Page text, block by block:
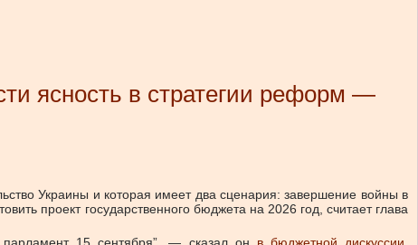
ясность в стратегии реформ —
Украины и которая имеет два сценария: завершение войны в
проект государственного бюджета на 2026 год, считает глава